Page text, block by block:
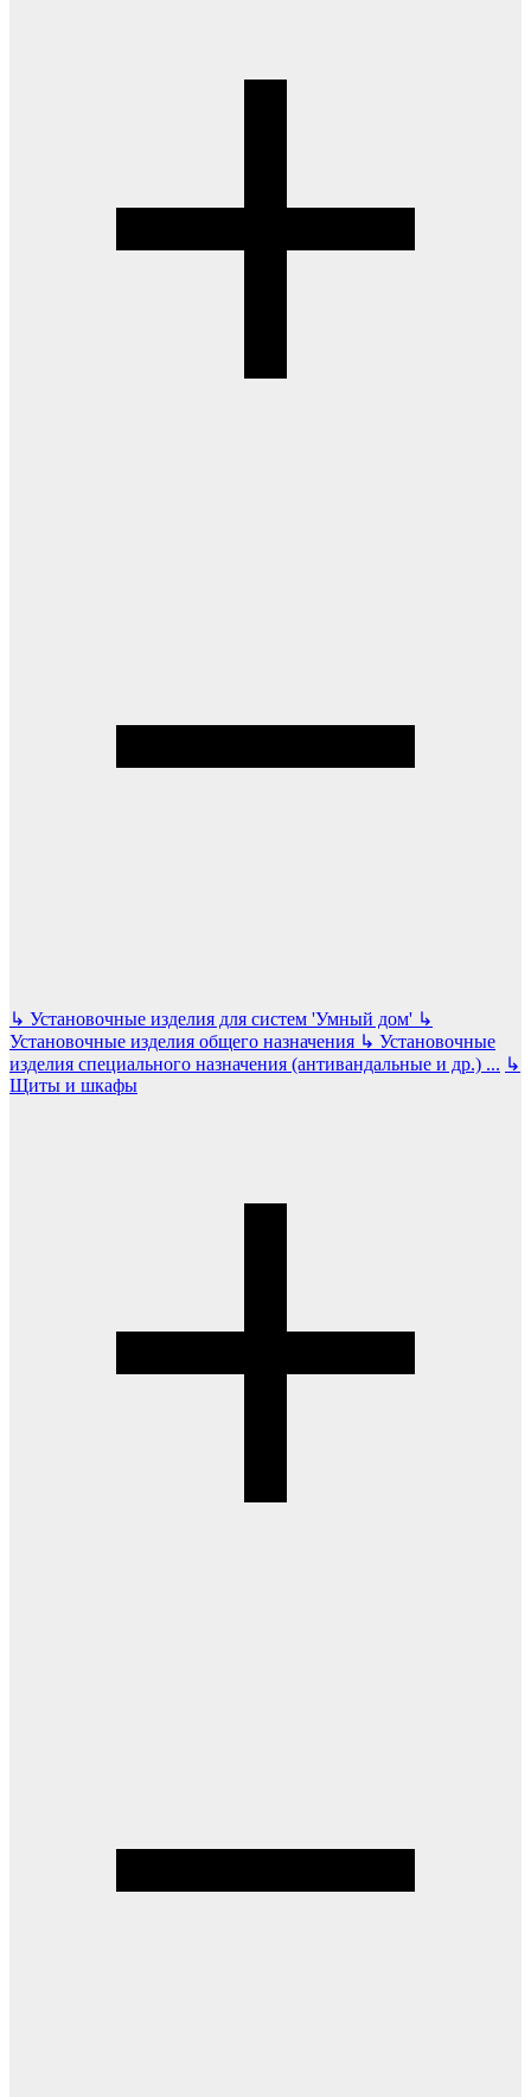
↳ Установочные изделия для систем 'Умный дом' ↳
Установочные изделия общего назначения ↳ Установочные
изделия специального назначения (антивандальные и др.) ... ↳
Щиты и шкафы